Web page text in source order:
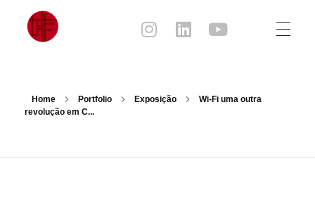
Home Portfolio Exposição
Wi-Fi uma outra
revolução em C...